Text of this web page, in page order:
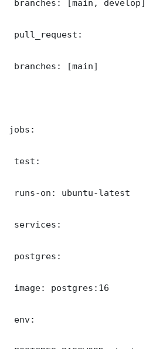
branches: [main, develop]
pull_request:
branches: [main]
jobs:
test:
runs-on: ubuntu-latest
services:
postgres:
image: postgres:16
env: